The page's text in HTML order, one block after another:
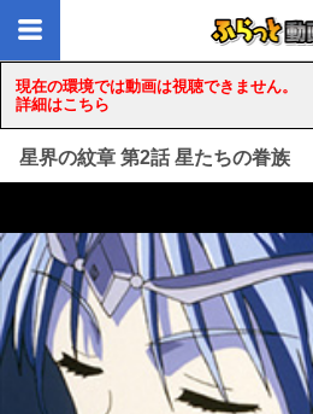
現在の環境では動画は視聴できません。
詳細はこちら
星界の紋章 第2話 星たちの眷族
loading...